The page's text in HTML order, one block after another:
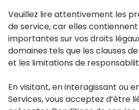
Veuillez lire attentivement les
de service, car elles
importantes sur vos droits
domaines tels que les clauses
et les limitations de
En visitant, en interagissant ou
Services, vous acceptez d’être